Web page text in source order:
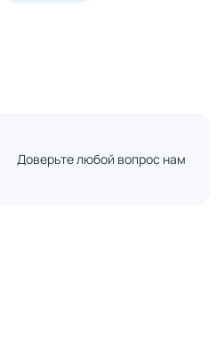
Доверьте любой вопрос нам